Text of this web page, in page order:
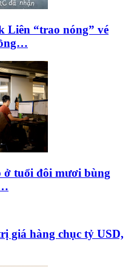
Liên “trao nóng” vé
ở tuổi đôi mươi bùng
giá hàng chục tỷ USD,